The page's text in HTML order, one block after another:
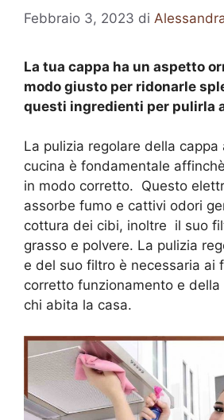
Febbraio 3, 2023 di
La tua cappa ha un aspetto
modo giusto per ridonarle
questi ingredienti per pulirla
La pulizia regolare della cappa
cucina è fondamentale
in modo corretto. Questo
assorbe fumo e cattivi odori
cottura dei cibi, inoltre il suo
grasso e polvere. La pulizia
e del suo filtro è necessaria ai
corretto funzionamento e
chi abita la casa.